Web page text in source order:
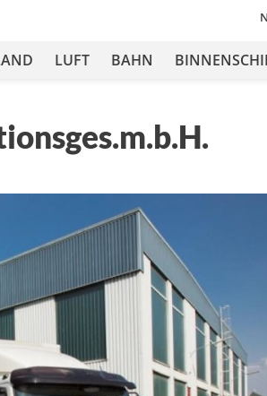
LUFT BAHN